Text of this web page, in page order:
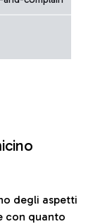
degli aspetti
con quanto